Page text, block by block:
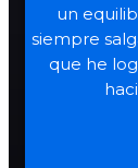
un
siempre
que he